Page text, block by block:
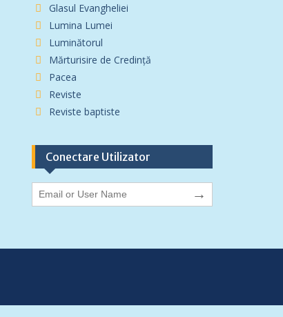
Glasul Evangheliei
Lumina Lumei
Luminătorul
Mărturisire de Credință
Pacea
Reviste
Reviste baptiste
Conectare Utilizator
→